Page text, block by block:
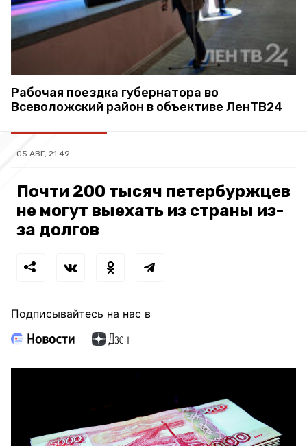
Рабочая поездка губернатора во
Всеволожский район в объективе ЛенТВ24
05 АВГ, 21:49
Почти 200 тысяч петербуржцев
не могут выехать из страны из-
за долгов
Подписывайтесь на нас в